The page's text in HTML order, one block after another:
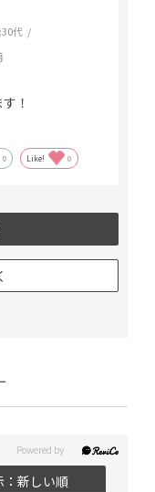
30代
！
0 Like! 0
：新しい順